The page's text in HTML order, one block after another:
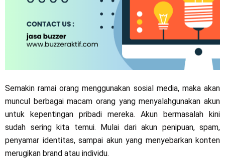
Semakin ramai orang menggunakan sosial media, maka akan
muncul berbagai macam orang yang menyalahgunakan akun
untuk kepentingan pribadi mereka. Akun bermasalah kini
sudah sering kita temui. Mulai dari akun penipuan, spam,
penyamar identitas, sampai akun yang menyebarkan konten
merugikan brand atau individu.